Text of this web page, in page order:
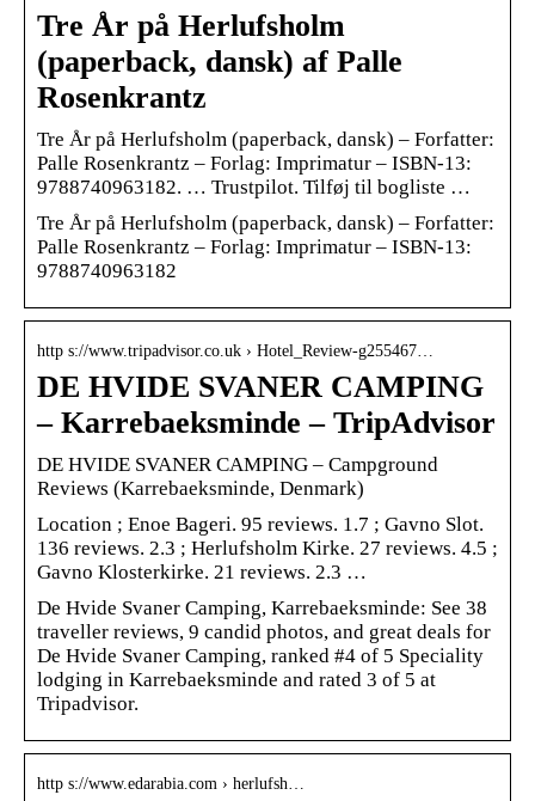
Tre År på Herlufsholm
(paperback, dansk) af Palle
Rosenkrantz
Tre År på Herlufsholm (paperback, dansk) – Forfatter:
Palle Rosenkrantz – Forlag: Imprimatur – ISBN-13:
9788740963182. … Trustpilot. Tilføj til bogliste …
Tre År på Herlufsholm (paperback, dansk) – Forfatter:
Palle Rosenkrantz – Forlag: Imprimatur – ISBN-13:
9788740963182
http s://www.tripadvisor.co.uk › Hotel_Review-g255467…
DE HVIDE SVANER CAMPING
– Karrebaeksminde – TripAdvisor
DE HVIDE SVANER CAMPING – Campground
Reviews (Karrebaeksminde, Denmark)
Location ; Enoe Bageri. 95 reviews. 1.7 ; Gavno Slot.
136 reviews. 2.3 ; Herlufsholm Kirke. 27 reviews. 4.5 ;
Gavno Klosterkirke. 21 reviews. 2.3 …
De Hvide Svaner Camping, Karrebaeksminde: See 38
traveller reviews, 9 candid photos, and great deals for
De Hvide Svaner Camping, ranked #4 of 5 Speciality
lodging in Karrebaeksminde and rated 3 of 5 at
Tripadvisor.
http s://www.edarabia.com › herlufsh…